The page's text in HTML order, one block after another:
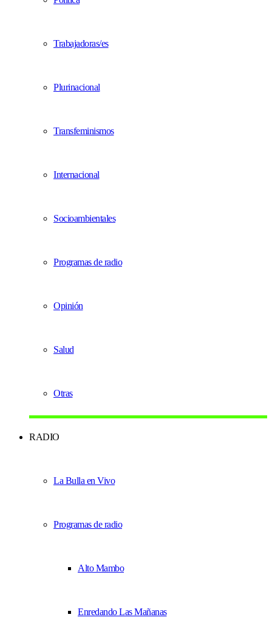
Trabajadoras/es
Plurinacional
Transfeminismos
Internacional
Socioambientales
Programas de radio
Opinión
Salud
Otras
RADIO
La Bulla en Vivo
Programas de radio
Alto Mambo
Enredando Las Mañanas